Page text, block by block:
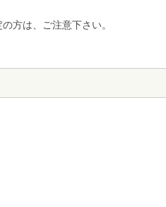
方は、ご注意下さい。